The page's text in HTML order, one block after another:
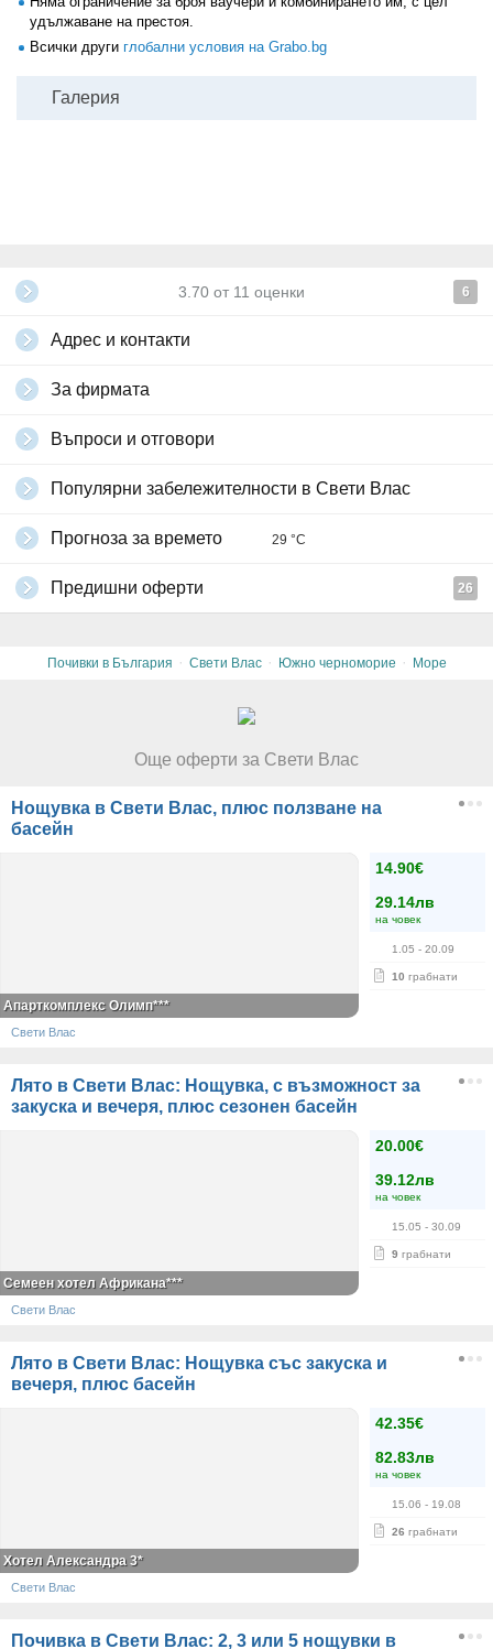
удължаване на престоя.
Всички други глобални условия на Grabo.bg
Галерия
3.70 от 11 оценки 6
Адрес и контакти
За фирмата
Въпроси и отговори
Популярни забележителности в Свети Влас
Прогноза за времето 29 °C
Предишни оферти 26
Почивки в България · Свети Влас · Южно черноморие · Море
Още оферти за Свети Влас
Нощувка в Свети Влас, плюс ползване на
басейн
14.90€
29.14лв
на човек
1.05 - 20.09
10 грабнати
Апарткомплекс Олимп***
Свети Влас
Лято в Свети Влас: Нощувка, с възможност за
закуска и вечеря, плюс сезонен басейн
20.00€
39.12лв
на човек
15.05 - 30.09
9 грабнати
Семеен хотел Африкана***
Свети Влас
Лято в Свети Влас: Нощувка със закуска и
вечеря, плюс басейн
42.35€
82.83лв
на човек
15.06 - 19.08
26 грабнати
Хотел Александра 3*
Свети Влас
Почивка в Свети Влас: 2, 3 или 5 нощувки в